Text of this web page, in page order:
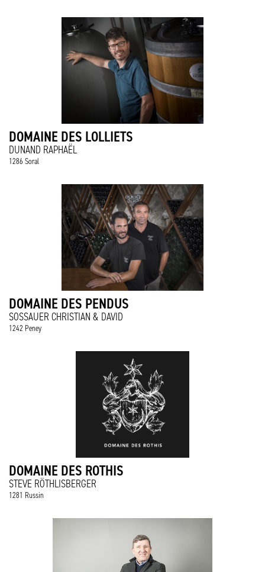
DOMAINE DES LOLLIETS
DUNAND RAPHAËL
1286 Soral
DOMAINE DES PENDUS
SOSSAUER CHRISTIAN & DAVID
1242 Peney
DOMAINE DES ROTHIS
STEVE RÖTHLISBERGER
1281 Russin